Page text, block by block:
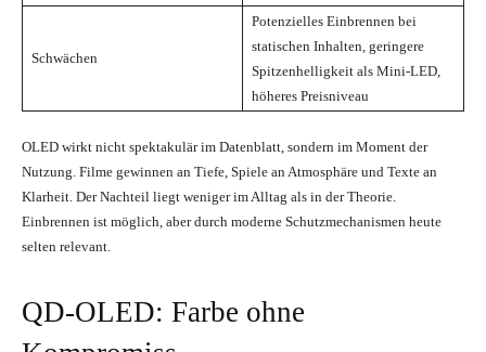
Schwächen
Potenzielles Einbrennen bei
statischen Inhalten, geringere
Spitzenhelligkeit als Mini-LED,
höheres Preisniveau
OLED wirkt nicht spektakulär im Datenblatt, sondern im Moment der
Nutzung. Filme gewinnen an Tiefe, Spiele an Atmosphäre und Texte an
Klarheit. Der Nachteil liegt weniger im Alltag als in der Theorie.
Einbrennen ist möglich, aber durch moderne Schutzmechanismen heute
selten relevant.
QD-OLED: Farbe ohne